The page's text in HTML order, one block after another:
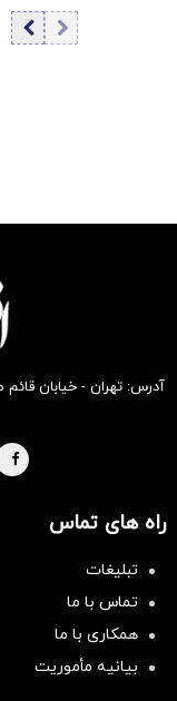
۱۴۰۵/ افزایش
قیمت درهم
آدرس: تهران - خیابان
راه های تماس
تبلیغات
تماس با ما
همکاری با ما
بیانیه مأموریت